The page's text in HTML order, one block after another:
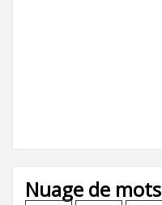
Nuage de mots